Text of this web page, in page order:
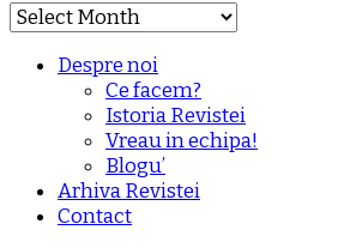
Masina
timpului
Despre noi
Ce facem?
Istoria Revistei
Vreau in echipa!
Blogu’
Arhiva Revistei
Contact